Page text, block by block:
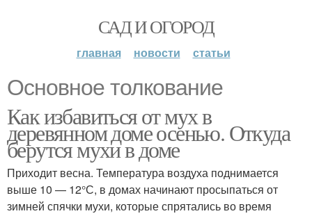
САД И ОГОРОД
главная новости статьи
Основное толкование
Как избавиться от мух в
деревянном доме осенью. Откуда
берутся мухи в доме
Приходит весна. Температура воздуха поднимается
выше 10 — 12°С, в домах начинают просыпаться от
зимней спячки мухи, которые спрятались во время